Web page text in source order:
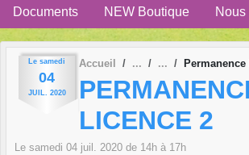
Documents NEW Boutique Nous
Le samedi
04
JUIL. 2020
Accueil
LICENCE 2
Le samedi 04 juil. 2020 de 14h à 17h